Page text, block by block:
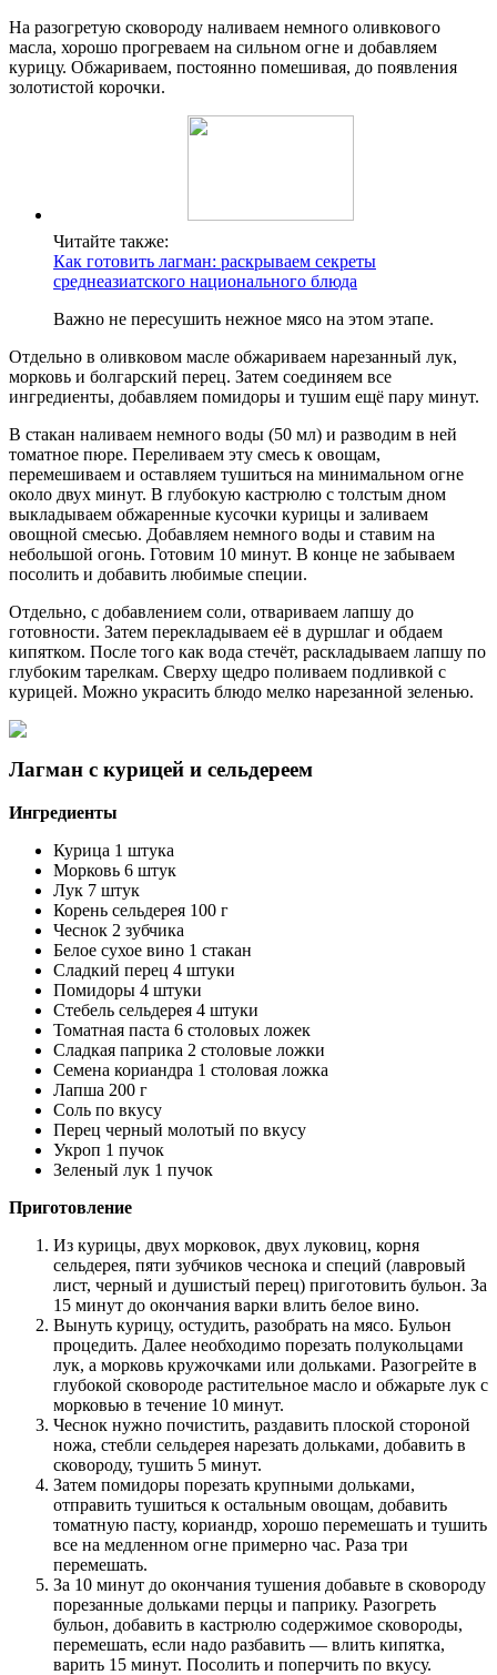
На разогретую сковороду наливаем немного оливкового
масла, хорошо прогреваем на сильном огне и добавляем
курицу. Обжариваем, постоянно помешивая, до появления
золотистой корочки.
Читайте также:
Как готовить лагман: раскрываем секреты
среднеазиатского национального блюда
Важно не пересушить нежное мясо на этом этапе.
Отдельно в оливковом масле обжариваем нарезанный лук,
морковь и болгарский перец. Затем соединяем все
ингредиенты, добавляем помидоры и тушим ещё пару минут.
В стакан наливаем немного воды (50 мл) и разводим в ней
томатное пюре. Переливаем эту смесь к овощам,
перемешиваем и оставляем тушиться на минимальном огне
около двух минут. В глубокую кастрюлю с толстым дном
выкладываем обжаренные кусочки курицы и заливаем
овощной смесью. Добавляем немного воды и ставим на
небольшой огонь. Готовим 10 минут. В конце не забываем
посолить и добавить любимые специи.
Отдельно, с добавлением соли, отвариваем лапшу до
готовности. Затем перекладываем её в дуршлаг и обдаем
кипятком. После того как вода стечёт, раскладываем лапшу по
глубоким тарелкам. Сверху щедро поливаем подливкой с
курицей. Можно украсить блюдо мелко нарезанной зеленью.
Лагман с курицей и сельдереем
Ингредиенты
Курица 1 штука
Морковь 6 штук
Лук 7 штук
Корень сельдерея 100 г
Чеснок 2 зубчика
Белое сухое вино 1 стакан
Сладкий перец 4 штуки
Помидоры 4 штуки
Стебель сельдерея 4 штуки
Томатная паста 6 столовых ложек
Сладкая паприка 2 столовые ложки
Семена кориандра 1 столовая ложка
Лапша 200 г
Соль по вкусу
Перец черный молотый по вкусу
Укроп 1 пучок
Зеленый лук 1 пучок
Приготовление
Из курицы, двух морковок, двух луковиц, корня
сельдерея, пяти зубчиков чеснока и специй (лавровый
лист, черный и душистый перец) приготовить бульон. За
15 минут до окончания варки влить белое вино.
Вынуть курицу, остудить, разобрать на мясо. Бульон
процедить. Далее необходимо порезать полукольцами
лук, а морковь кружочками или дольками. Разогрейте в
глубокой сковороде растительное масло и обжарьте лук с
морковью в течение 10 минут.
Чеснок нужно почистить, раздавить плоской стороной
ножа, стебли сельдерея нарезать дольками, добавить в
сковороду, тушить 5 минут.
Затем помидоры порезать крупными дольками,
отправить тушиться к остальным овощам, добавить
томатную пасту, кориандр, хорошо перемешать и тушить
все на медленном огне примерно час. Раза три
перемешать.
За 10 минут до окончания тушения добавьте в сковороду
порезанные дольками перцы и паприку. Разогреть
бульон, добавить в кастрюлю содержимое сковороды,
перемешать, если надо разбавить — влить кипятка,
варить 15 минут. Посолить и поперчить по вкусу.